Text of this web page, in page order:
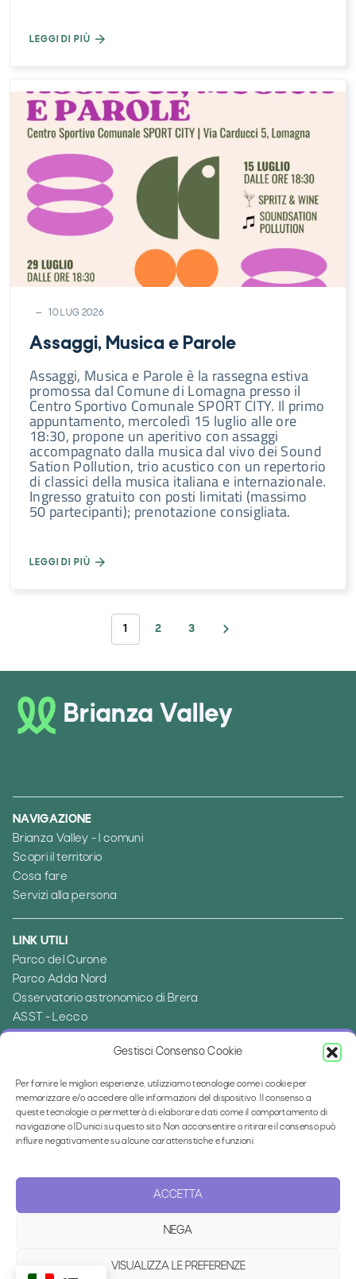
Gestisci Consenso Cookie
Per fornire le migliori esperienze, utilizziamo tecnologie come i cookie per
memorizzare e/o accedere alle informazioni del dispositivo. Il consenso a
queste tecnologie ci permetterà di elaborare dati come il comportamento di
navigazione o ID unici su questo sito. Non acconsentire o ritirare il consenso può
influire negativamente su alcune caratteristiche e funzioni.
ACCETTA
NEGA
VISUALIZZA LE PREFERENZE
LEGGI DI PIÙ
10 LUG 2026
Assaggi, Musica e Parole
Assaggi, Musica e Parole è la rassegna estiva
promossa dal Comune di Lomagna presso il
Centro Sportivo Comunale SPORT CITY. Il primo
appuntamento, mercoledì 15 luglio alle ore
18:30, propone un aperitivo con assaggi
accompagnato dalla musica dal vivo dei Sound
Sation Pollution, trio acustico con un repertorio
di classici della musica italiana e internazionale.
Ingresso gratuito con posti limitati (massimo
50 partecipanti); prenotazione consigliata.
LEGGI DI PIÙ
1 2 3
Brianza Valley
NAVIGAZIONE
Brianza Valley - I comuni
Scopri il territorio
Cosa fare
Servizi alla persona
LINK UTILI
Parco del Curone
Parco Adda Nord
Osservatorio astronomico di Brera
ASST - Lecco
TRASPARENZA
Privacy policy
Cookie policy
Feedback accessibilità